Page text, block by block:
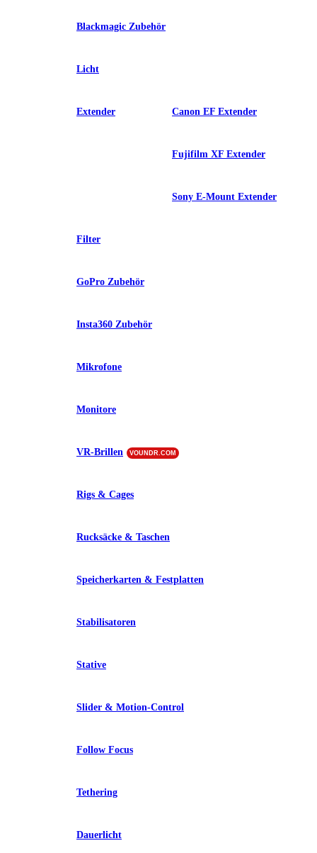
Blackmagic Zubehör
Licht
Extender Canon EF Extender
Fujifilm XF Extender
Sony E-Mount Extender
Filter
GoPro Zubehör
Insta360 Zubehör
Mikrofone
Monitore
VR-Brillen VOUNDR.COM
Rigs & Cages
Rucksäcke & Taschen
Speicherkarten & Festplatten
Stabilisatoren
Stative
Slider & Motion-Control
Follow Focus
Tethering
Dauerlicht